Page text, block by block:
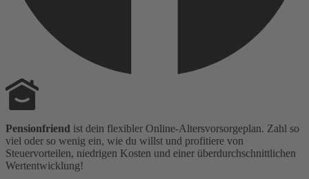
Pensionfriend ist dein flexibler Online-Altersvorsorgeplan. Zahl so
viel oder so wenig ein, wie du willst und profitiere von
Steuervorteilen, niedrigen Kosten und einer überdurchschnittlichen
Wertentwicklung!